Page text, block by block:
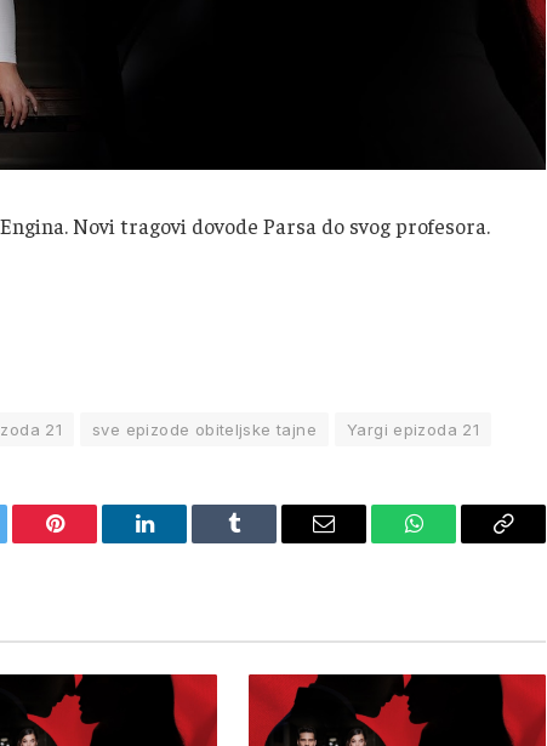
Novi tragovi dovode Parsa do svog profesora.
21 sve epizode obiteljske tajne Yargi epizoda 21
Pinterest LinkedIn Tumblr Email WhatsAppCopy